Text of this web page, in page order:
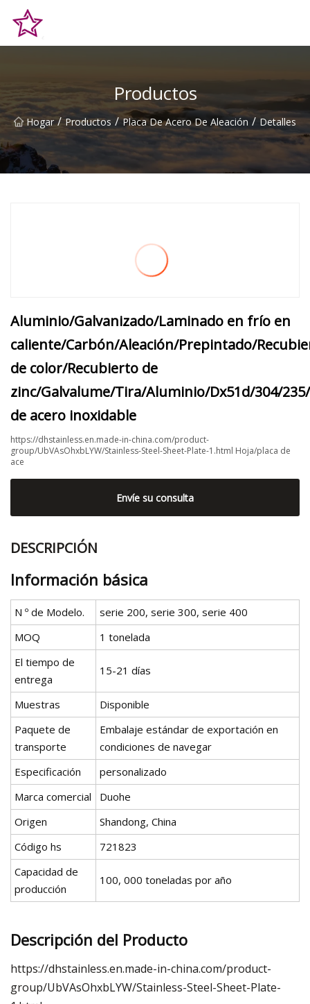
Productos
Hogar / Productos / Placa De Acero De Aleación / Detalles
Aluminio/Galvanizado/Laminado en frío en
caliente/Carbón/Aleación/Prepintado/
de color/Recubierto de
zinc/Galvalume/Tira/Aluminio/Dx51d/304/
de acero inoxidable
https://dhstainless.en.made-in-china.com/product-
group/UbVAsOhxbLYW/Stainless-Steel-Sheet-Plate-1.html Hoja/placa de
ace
Envíe su consulta
DESCRIPCIÓN
Información básica
N º de Modelo.
serie 200, serie 300, serie 400
MOQ
1 tonelada
El tiempo de
entrega
15-21 días
Muestras
Disponible
Paquete de
transporte
Embalaje estándar de exportación en
condiciones de navegar
Especificación
personalizado
Marca comercial
Duohe
Origen
Shandong, China
Código hs
721823
Capacidad de
producción
100, 000 toneladas por año
Descripción del Producto
https://dhstainless.en.made-in-china.com/product-
group/UbVAsOhxbLYW/Stainless-Steel-Sheet-Plate-